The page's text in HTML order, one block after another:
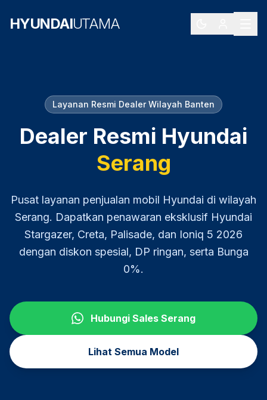
HYUNDAIUTAMA
Layanan Resmi Dealer Wilayah Banten
Dealer Resmi Hyundai
Serang
Pusat layanan penjualan mobil Hyundai di wilayah
Serang. Dapatkan penawaran eksklusif Hyundai
Stargazer, Creta, Palisade, dan Ioniq 5 2026
dengan diskon spesial, DP ringan, serta Bunga
0%.
Hubungi Sales Serang
Lihat Semua Model